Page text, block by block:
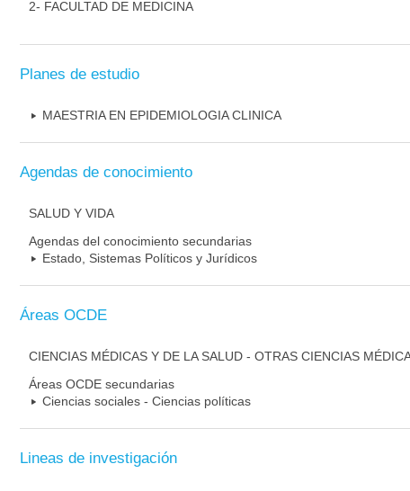
2- FACULTAD DE MEDICINA
Planes de estudio
MAESTRIA EN EPIDEMIOLOGIA CLINICA
Agendas de conocimiento
SALUD Y VIDA
Agendas del conocimiento secundarias
Estado, Sistemas Políticos y Jurídicos
Áreas OCDE
CIENCIAS MÉDICAS Y DE LA SALUD - OTRAS CIENCIAS
Áreas OCDE secundarias
Ciencias sociales - Ciencias políticas
Lineas de investigación